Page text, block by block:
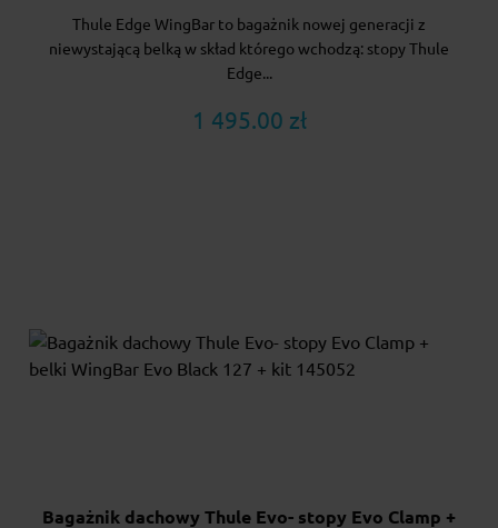
Thule Edge WingBar to bagażnik nowej generacji z
niewystającą belką w skład którego wchodzą: stopy Thule
Edge...
1 495.00 zł
Bagażnik dachowy Thule Evo- stopy Evo Clamp +